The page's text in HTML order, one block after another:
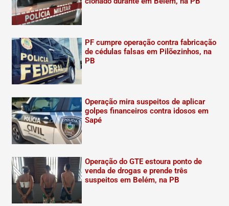
PF cumpre operação contra fabricação
de cédulas falsas em Pilõezinhos, na
PB
Operação mira suspeitos de aplicar
golpes financeiros contra idosos em
Sapé
Operação do GTE estoura ponto de
venda de drogas e prende três
suspeitos em Belém, na PB